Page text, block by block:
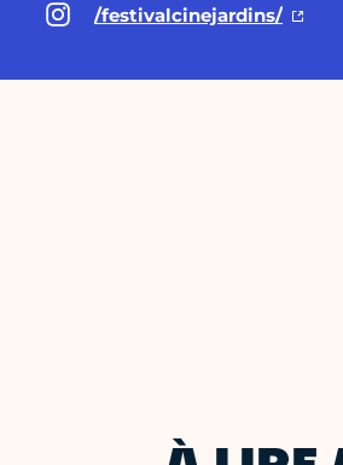
/festivalcinejardins/